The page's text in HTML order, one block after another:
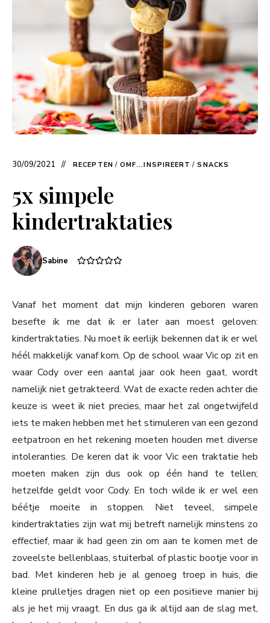
30/09/2021 RECEPTEN / OMF...INSPIREERT / SNACKS
5x simpele
kindertraktaties
Sabine
Vanaf het moment dat mijn kinderen geboren waren
besefte ik me dat ik er later aan moest geloven:
kindertraktaties. Nu moet ik eerlijk bekennen dat ik er wel
héél makkelijk vanaf kom. Op de school waar Vic op zit en
waar Cody over een aantal jaar ook heen gaat, wordt
namelijk niet getrakteerd. Wat de exacte reden achter die
keuze is weet ik niet precies, maar het zal ongetwijfeld
iets te maken hebben met het stimuleren van een gezond
eetpatroon en het rekening moeten houden met diverse
intoleranties. De keren dat ik voor Vic een traktatie heb
moeten maken zijn dus ook op één hand te tellen;
hetzelfde geldt voor Cody. En toch wilde ik er wel een
béétje moeite in stoppen. Niet teveel, simpele
kindertraktaties zijn wat mij betreft namelijk minstens zo
effectief, maar ik had geen zin om aan te komen met de
zoveelste bellenblaas, stuiterbal of plastic bootje voor in
bad. Met kinderen heb je al genoeg troep in huis, die
kleine prulletjes dragen niet op een positieve manier bij
als je het mij vraagt. En dus ga ik altijd aan de slag met,